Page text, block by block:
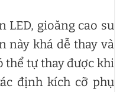
LED, gioăng cao su
này khá dễ thay và
thể tự thay được khi
định kích cỡ phụ